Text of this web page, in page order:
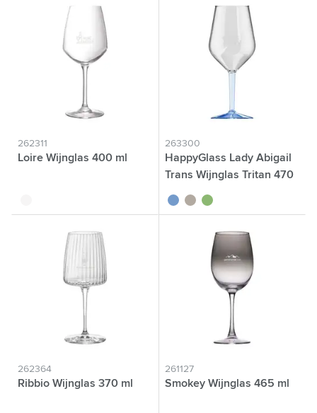
262311
Loire Wijnglas 400 ml
263300
HappyGlass Lady Abigail
Trans Wijnglas Tritan 470
bleu translucide
gris translucide
vert translucide
262364
Ribbio Wijnglas 370 ml
261127
Smokey Wijnglas 465 ml